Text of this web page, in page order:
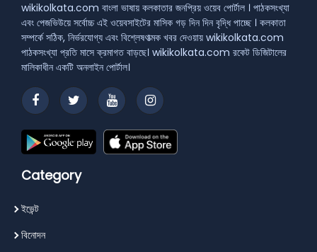
wikikolkata.com বাংলা ভাষায় কলকাতার জনপ্রিয় ওয়েব পোর্টাল । পাঠকসংখ্যা
এবং পেজভিউয়ে সর্বোচ্চ এই ওয়েবসাইটের মাসিক গড় দিন দিন বৃদ্ধি পাচ্ছে । কলকাতা
সম্পর্কে সঠিক, নির্ভরযোগ্য এবং বিশ্লেষণাত্মক খবর দেওয়ায় wikikolkata.com
পাঠকসংখ্যা প্রতি মাসে ক্রমাগত বাড়ছে। wikikolkata.com রকেট ডিজিটালের
মালিকাধীন একটি অনলাইন পোর্টাল।
Category
ইভেন্ট
বিনোদন